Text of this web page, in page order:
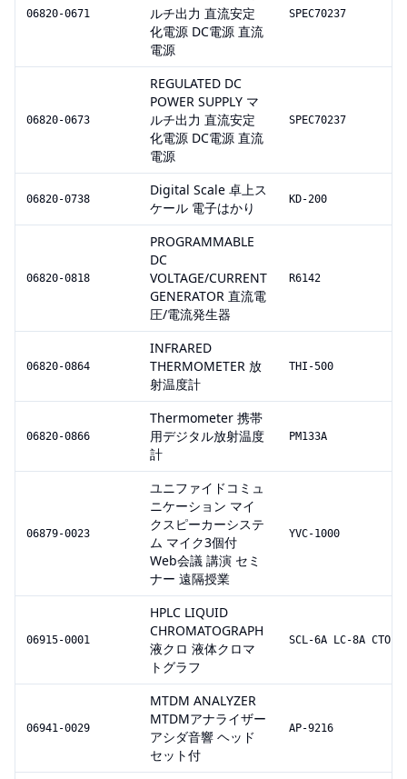
06820-0671
ルチ出力 直流安定
化電源 DC電源 直流
電源
SPEC70237
06820-0673
REGULATED DC
POWER SUPPLY マ
ルチ出力 直流安定
化電源 DC電源 直流
電源
SPEC70237
06820-0738
Digital Scale 卓上ス
ケール 電子はかり
KD-200
06820-0818
PROGRAMMABLE
DC
VOLTAGE/CURRENT
GENERATOR 直流電
圧/電流発生器
R6142
06820-0864
INFRARED
THERMOMETER 放
射温度計
THI-500
06820-0866
Thermometer 携帯
用デジタル放射温度
計
PM133A
06879-0023
ユニファイドコミュ
ニケーション マイ
クスピーカーシステ
ム マイク3個付
Web会議 講演 セミ
ナー 遠隔授業
YVC-1000
06915-0001
HPLC LIQUID
CHROMATOGRAPH
液クロ 液体クロマ
トグラフ
SCL-6A LC-8A CTO-
06941-0029
MTDM ANALYZER
MTDMアナライザー
アシダ音響 ヘッド
セット付
AP-9216